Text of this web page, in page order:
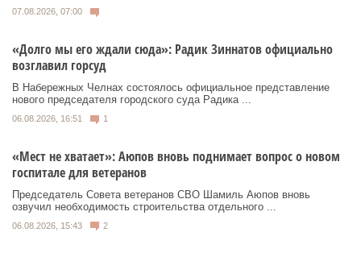
07.08.2026, 07:00
«Долго мы его ждали сюда»: Радик Зиннатов официально
возглавил горсуд
В Набережных Челнах состоялось официальное представление
нового председателя городского суда Радика ...
06.08.2026, 16:51 1
«Мест не хватает»: Аюпов вновь поднимает вопрос о новом
госпитале для ветеранов
Председатель Совета ветеранов СВО Шамиль Аюпов вновь
озвучил необходимость строительства отдельного ...
06.08.2026, 15:43 2